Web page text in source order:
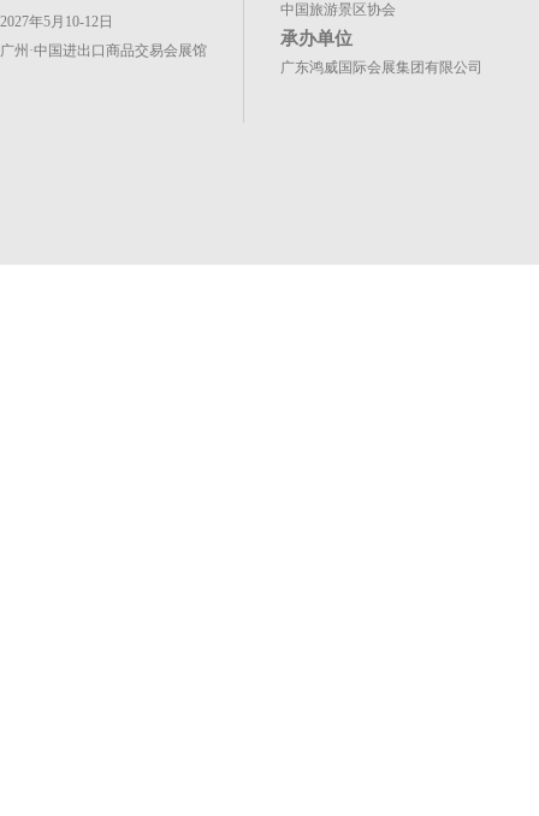
2027年5月10-12日
广州·中国进出口商品交易会展馆
中国旅游景区协会
承办单位
广东鸿威国际会展集团有限公司